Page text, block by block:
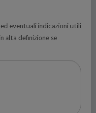
eventuali indicazioni utili
alta definizione se